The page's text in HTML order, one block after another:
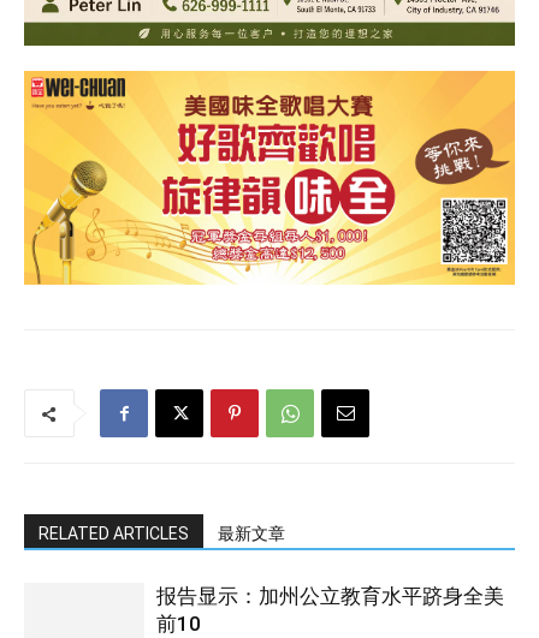
RELATED ARTICLES 最新文章
报告显示：加州公立教育水平跻身全美
前10